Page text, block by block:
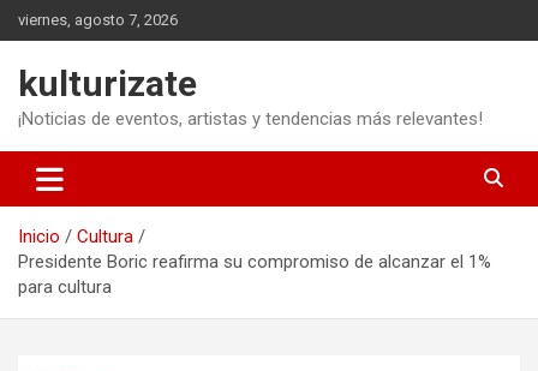
Saltar
al
viernes, agosto 7, 2026
kulturizate
¡Noticias de eventos, artistas y tendencias más relevantes!
Inicio
Cultura
Presidente Boric reafirma su compromiso de alcanzar el 1%
para cultura